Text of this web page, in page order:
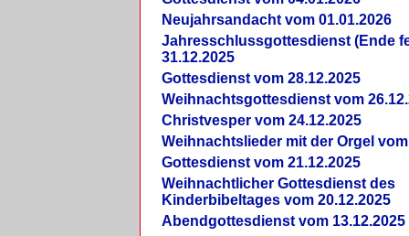
Neujahrsandacht vom 01.01.2026
Jahresschlussgottesdienst (Ende
31.12.2025
Gottesdienst vom 28.12.2025
Weihnachtsgottesdienst vom
Christvesper vom 24.12.2025
Weihnachtslieder mit der Orgel vom
Gottesdienst vom 21.12.2025
Weihnachtlicher Gottesdienst des
Kinderbibeltages vom 20.12.2025
Abendgottesdienst vom 13.12.2025